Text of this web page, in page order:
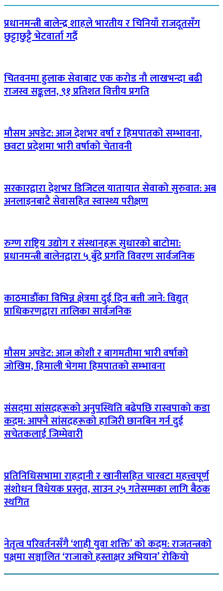
प्रधानमन्त्री बालेन्द्र शाहले भारतीय र चिनियाँ राजदूतसँग
छुट्टाछुट्टै भेटवार्ता गर्दै
चितवनमा हुलाक सेवाबाट एक करोड नौ लाखभन्दा बढी
राजस्व सङ्कलन, ९१ प्रतिशत वित्तीय प्रगति
मौसम अपडेट: आज देशभर वर्षा र हिमपातको सम्भावना,
छवटा प्रदेशमा भारी वर्षाको चेतावनी
सरकारद्वारा देशभर डिजिटल यातायात सेवाको सुरुवात: अब
अनलाइनबाटै सेवासहित स्वास्थ्य परीक्षण
रुग्ण राष्ट्रिय उद्योग र संस्थानहरू सुधारको बाटोमा:
प्रधानमन्त्री बालेनद्वारा ५ बुँदे प्रगति विवरण सार्वजनिक
काठमाडौँका विभिन्न क्षेत्रमा दुई दिन बत्ती जाने: विद्युत्
प्राधिकरणद्वारा तालिका सार्वजनिक
मौसम अपडेट: आज कोशी र बागमतीमा भारी वर्षाको
जोखिम, हिमाली भेगमा हिमपातको सम्भावना
संसद्‌मा सांसदहरूको अनुपस्थिति बढेपछि रास्वपाको कडा
कदम: आफ्नै सांसदहरूको हाजिरी छानबिन गर्न दुई
सचेतकलाई जिम्मेवारी
प्रतिनिधिसभामा राहदानी र खानीसहित चारवटा महत्त्वपूर्ण
संशोधन विधेयक प्रस्तुत, साउन २५ गतेसम्मका लागि बैठक
स्थगित
नेतृत्व परिवर्तनसँगै ‘शाही युवा शक्ति’ को कदम: राजतन्त्रको
पक्षमा सञ्चालित ‘राजाको हस्ताक्षर अभियान’ रोकियो